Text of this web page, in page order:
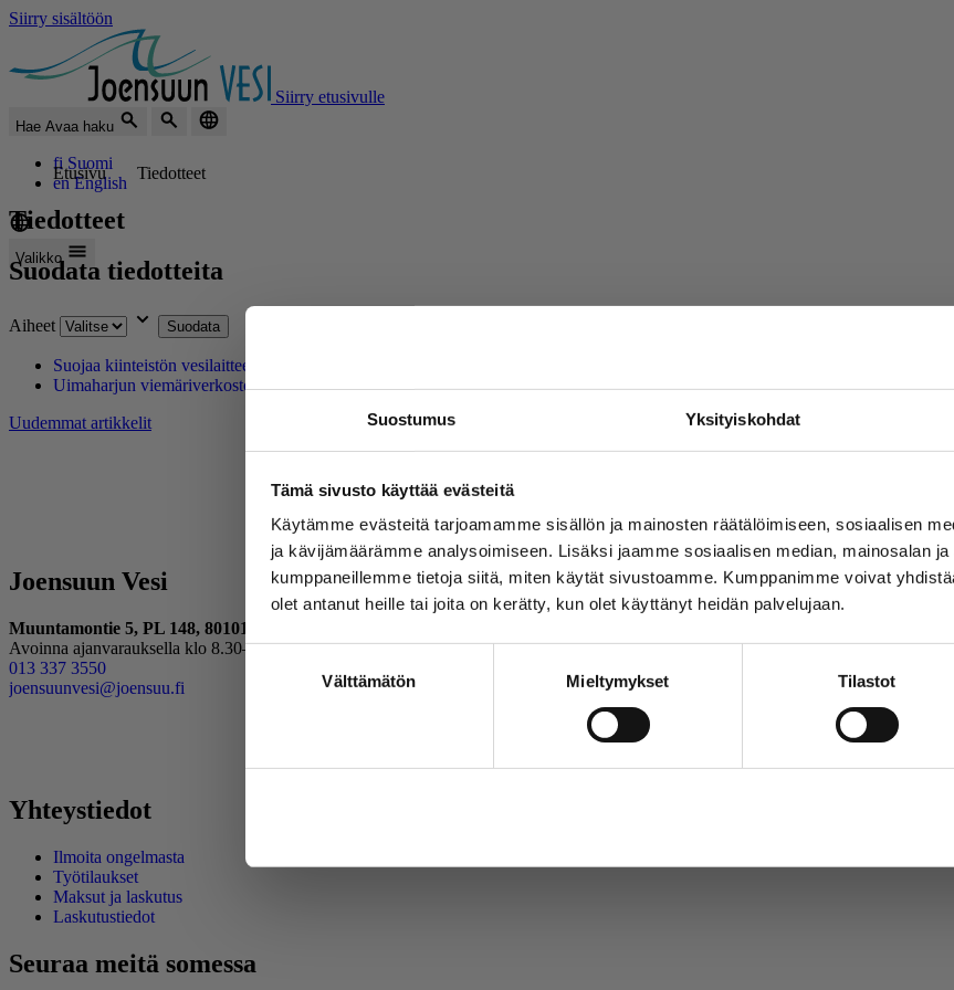
Suostumus Yksityiskohdat
Tämä sivusto käyttää evästeitä
Käytämme evästeitä tarjoamamme sisällön ja mainosten räätälöimiseen, sosiaalisen
ja kävijämäärämme analysoimiseen. Lisäksi jaamme sosiaalisen median, mainosalan
kumppaneillemme tietoja siitä, miten käytät sivustoamme. Kumppanimme voivat
olet antanut heille tai joita on kerätty, kun olet käyttänyt heidän palvelujaan.
Suostumuksen
Välttämätön Mieltymykset Tilastot
Siirry sisältöön
Siirry etusivulle
Hae Avaa haku
fi Suomi
en English
Valikko
Etusivu Tiedotteet
Tiedotteet
Suodata tiedotteita
Aiheet Suodata
Suojaa kiinteistön vesilaitteet pakkaselta
Uimaharjun viemäriverkostoa tutkitaan savukokeinTiedote ,30.10.2025
Uudemmat artikkelit
Joensuun Vesi
Muuntamontie 5, PL 148, 80101 Joensuu
Avoinna ajanvarauksella klo 8.30–15
013 337 3550
joensuunvesi@joensuu.fi
Yhteystiedot
Ilmoita ongelmasta
Työtilaukset
Maksut ja laskutus
Laskutustiedot
Seuraa meitä somessa